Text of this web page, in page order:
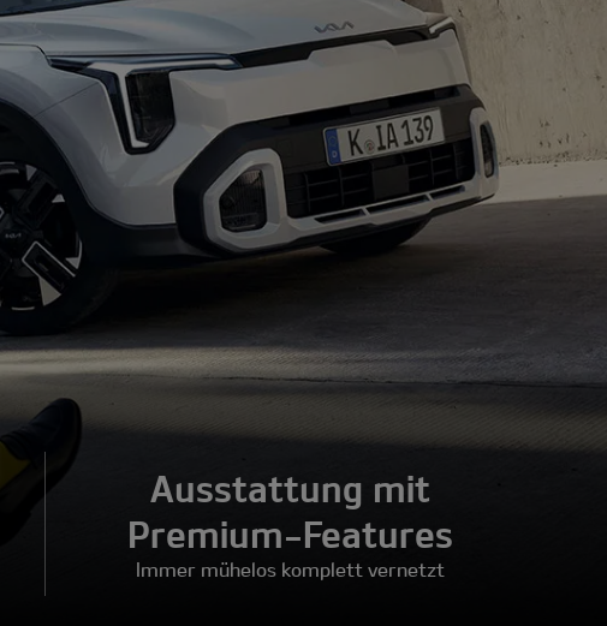
Ausstattung mit
Premium-Features
Immer mühelos komplett vernetzt